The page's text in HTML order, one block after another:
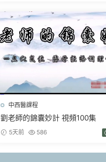
中西醫課程
劉老師的錦囊妙計 視頻100集
5天前 586